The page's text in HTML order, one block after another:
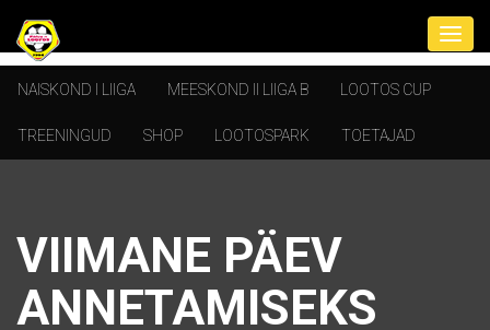
NAISKOND I LIIGA MEESKOND II LIIGA B LOOTOS CUP
TREENINGUD SHOP LOOTOSPARK TOETAJAD
VIIMANE PÄEV
ANNETAMISEKS